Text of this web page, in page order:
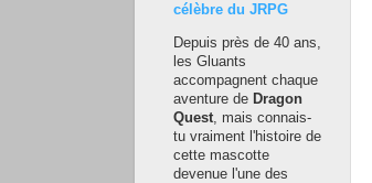
célèbre du JRPG
Depuis près de 40 ans,
les Gluants
accompagnent chaque
aventure de Dragon
Quest , mais connais-
tu vraiment l'histoire de
cette mascotte
devenue l'une des